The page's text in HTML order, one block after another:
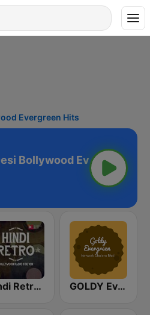
Evergreen Hits
Bollywood Evergreen Hits
Hindi Retro Hits Radio GOLDY Evergreen